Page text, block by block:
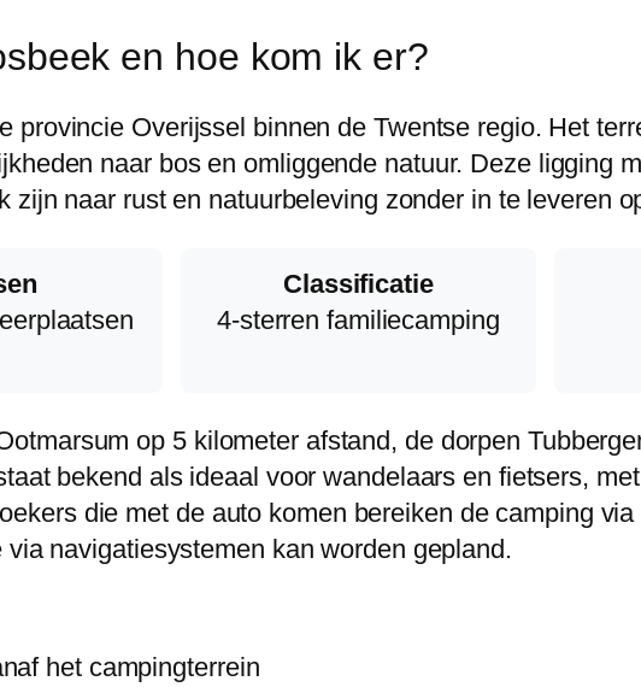
en hoe kom ik er?
provincie Overijssel binnen de Twentse regio. Het
naar bos en omliggende natuur. Deze ligging
naar rust en natuurbeleving zonder in te leveren
Classificatie
4-sterren familiecamping
op 5 kilometer afstand, de dorpen
bekend als ideaal voor wandelaars en fietsers,
die met de auto komen bereiken de camping
navigatiesystemen kan worden gepland.
het campingterrein